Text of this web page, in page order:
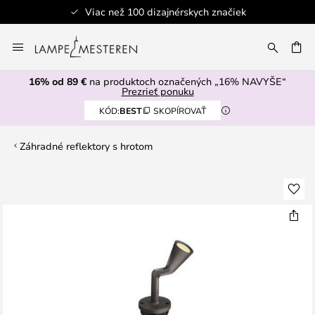
Viac než 100 dizajnérskych značiek
to
Content
16% od 89 € na produktoch označených „16% NAVYŠE“
Prezrieť ponuku
KÓD:BEST SKOPÍROVAŤ
Záhradné reflektory s hrotom